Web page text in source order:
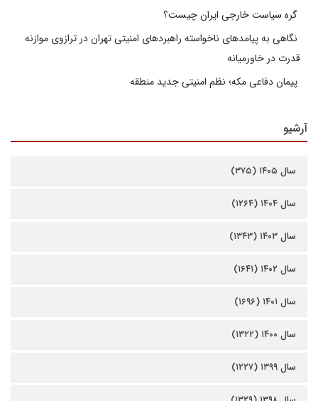
گره سیاست خارجی ایران چیست؟
نگاهی به پیامدهای ناخواسته راهبردهای امنیتی تهران در ترازوی موازنه
قدرت در خاورمیانه
پیمان دفاعی مکه؛ نظم امنیتی جدید منطقه
آرشیو
سال ۱۴۰۵ (۳۷۵)
سال ۱۴۰۴ (۱۲۶۴)
سال ۱۴۰۳ (۱۳۴۳)
سال ۱۴۰۲ (۱۶۴۱)
سال ۱۴۰۱ (۱۶۹۶)
سال ۱۴۰۰ (۱۳۲۲)
سال ۱۳۹۹ (۱۲۲۷)